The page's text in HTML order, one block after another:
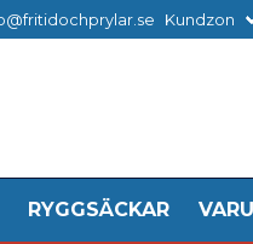
Kundzon
RYGGSÄCKAR